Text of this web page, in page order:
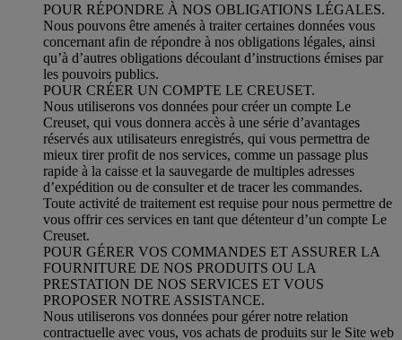
POUR RÉPONDRE À NOS OBLIGATIONS LÉGALES.
Nous pouvons être amenés à traiter certaines données vous
concernant afin de répondre à nos obligations légales, ainsi
qu’à d’autres obligations découlant d’instructions émises par
les pouvoirs publics.
POUR CRÉER UN COMPTE LE CREUSET.
Nous utiliserons vos données pour créer un compte Le
Creuset, qui vous donnera accès à une série d’avantages
réservés aux utilisateurs enregistrés, qui vous permettra de
mieux tirer profit de nos services, comme un passage plus
rapide à la caisse et la sauvegarde de multiples adresses
d’expédition ou de consulter et de tracer les commandes.
Toute activité de traitement est requise pour nous permettre de
vous offrir ces services en tant que détenteur d’un compte Le
Creuset.
POUR GÉRER VOS COMMANDES ET ASSURER LA
FOURNITURE DE NOS PRODUITS OU LA
PRESTATION DE NOS SERVICES ET VOUS
PROPOSER NOTRE ASSISTANCE.
Nous utiliserons vos données pour gérer notre relation
contractuelle avec vous, vos achats de produits sur le Site web